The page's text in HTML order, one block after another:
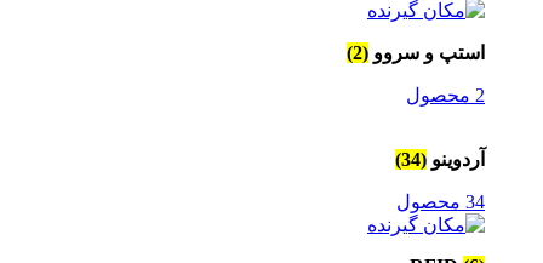
استپ و سروو (2)
2 محصول
آردوینو (34)
34 محصول